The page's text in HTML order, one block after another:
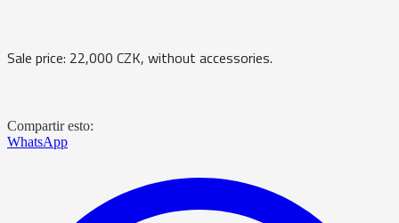
Sale price: 22,000 CZK, without accessories.
Compartir esto:
WhatsApp